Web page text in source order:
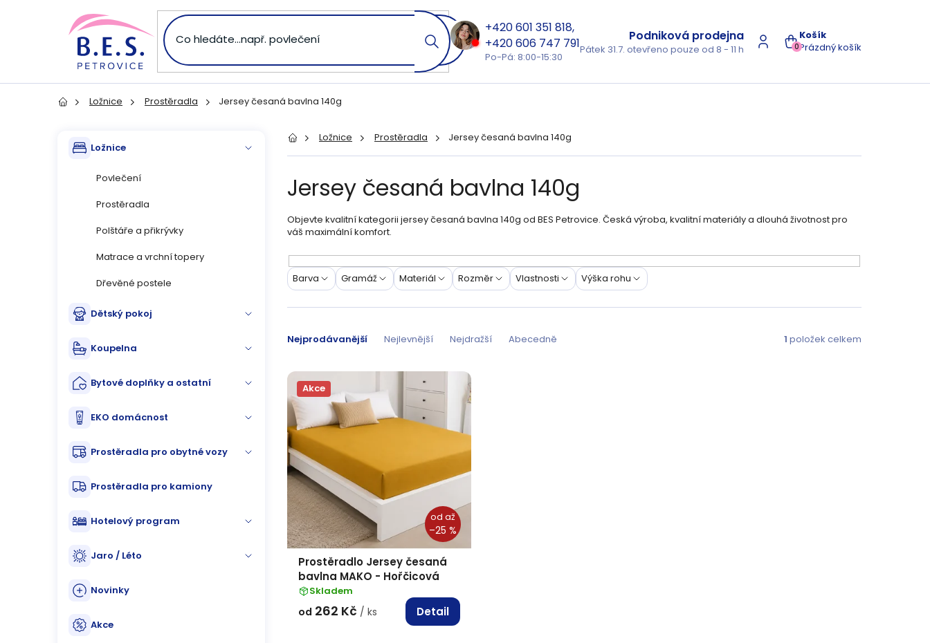
NÁKUPNÍ
Prázdný košík
0
601 351 818
606 747 791
Po-Pá: 8:00-15:30
Podniková prodejna
Pátek 31.7. otevřeno pouze od 8 - 11 h
Domů Ložnice Prostěradla Jersey česaná bavlna 140g
kategorieLožnice
Povlečení
Prostěradla
Polštáře a přikrývky
Matrace a vrchní topery
Dřevěné postele
Dětský pokoj
Koupelna
Bytové doplňky a ostatní
EKO domácnost
Prostěradla pro obytné vozy
Prostěradla pro kamiony
Hotelový program
Jaro / Léto
Novinky
Akce
Domů Ložnice Prostěradla Jersey česaná bavlna 140g
Jersey česaná bavlna 140g
Objevte kvalitní kategorii jersey česaná bavlna 140g od BES Petrovice. Česká výroba, kvalitní materiály a dlouhá životnost pro
váš maximální komfort.
Ř
z
e
n
í
p
r
o
d
Nejprodávanější Nejlevnější Nejdražší Abecedně 1 položek celkem
Barva Gramáž Materiál Rozměr Vlastnosti Výška rohu
V
ý
p
s
p
r
o
d
u
Akce
od až
–25 %
Prostěradlo Jersey česaná
bavlna MAKO - Hořčicová
Skladem
od 262 Kč / ks Detail